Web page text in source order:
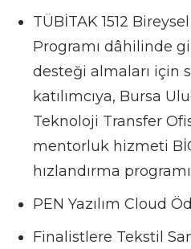
TÜBİTAK 1512
Programı dâhilinde
desteği almaları için
katılımcıya, Bursa
Teknoloji Transfer
mentorluk hizmeti
hızlandırma
PEN Yazılım Cloud
Finalistlere Tekstil